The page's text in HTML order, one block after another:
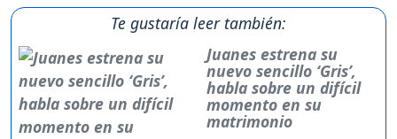
Te gustaría leer también:
Juanes estrena su
nuevo sencillo ‘Gris’,
habla sobre un difícil
momento en su
matrimonio